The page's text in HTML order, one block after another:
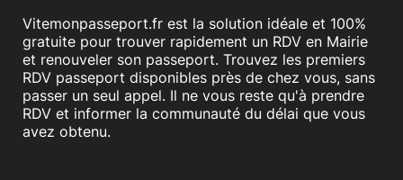
Vitemonpasseport.fr est la solution idéale et 100%
gratuite pour trouver rapidement un RDV en Mairie
et renouveler son passeport. Trouvez les premiers
RDV passeport disponibles près de chez vous, sans
passer un seul appel. Il ne vous reste qu'à prendre
RDV et informer la communauté du délai que vous
avez obtenu.